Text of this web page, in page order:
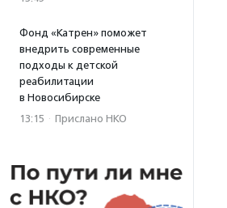
Фонд «Катрен» поможет
внедрить современные
подходы к детской
реабилитации
в Новосибирске
13:15 · Прислано НКО